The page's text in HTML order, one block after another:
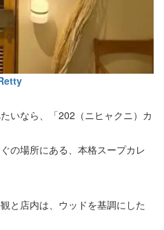
いなら、「202（ニヒャクニ）カ
の場所にある、本格スープカレ
と店内は、ウッドを基調にした